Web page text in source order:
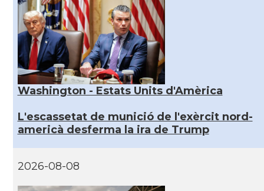
Washington - Estats Units d'Amèrica
L'escassetat de munició de l'exèrcit nord-
americà desferma la ira de Trump
2026-08-08